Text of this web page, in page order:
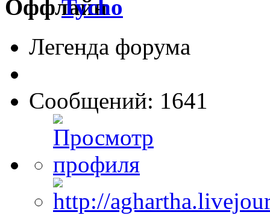
Tycho
Легенда форума
Сообщений: 1641